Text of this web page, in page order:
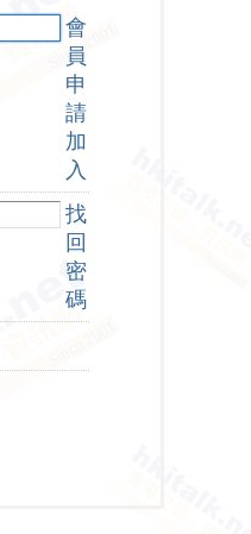
會
員
申
請
加
入
找
回
密
碼